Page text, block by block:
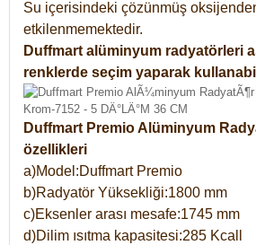
Su içerisindeki çözünmüş
etkilenmemektedir.
Duffmart alüminyum radyatörleri
renklerde seçim yaparak
Duffmart Premio Alüminyum
özellikleri
a)Model:Duffmart Premio
b)Radyatör Yüksekliği:1800 mm
c)Eksenler arası mesafe:1745 mm
d)Dilim ısıtma kapasitesi:285 Kcall